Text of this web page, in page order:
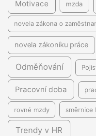
Motivace mzda
novela zákona o
novela zákoníku práce
Odměňování
Pracovní doba
rovné mzdy směrnice
Trendy v HR